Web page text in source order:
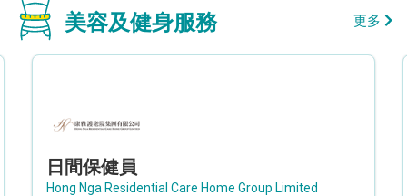
美容及健身服務 更多
日間保健員
Hong Nga Residential Care Home Group Limited